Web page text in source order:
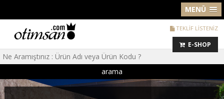
MENÜ
TEKLİF LİSTENİZ
E-SHOP
arama